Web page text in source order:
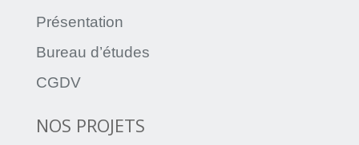
Présentation
Bureau d’études
CGDV
NOS PROJETS